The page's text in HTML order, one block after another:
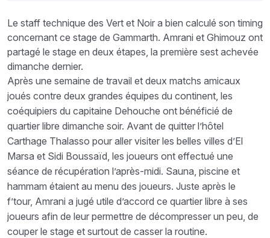
Le staff technique des Vert et Noir a bien calculé son timing
concernant ce stage de Gammarth. Amrani et Ghimouz ont
partagé le stage en deux étapes, la première sest achevée
dimanche dernier.
Après une semaine de travail et deux matchs amicaux
joués contre deux grandes équipes du continent, les
coéquipiers du capitaine Dehouche ont bénéficié de
quartier libre dimanche soir. Avant de quitter l’hôtel
Carthage Thalasso pour aller visiter les belles villes d’El
Marsa et Sidi Boussaïd, les joueurs ont effectué une
séance de récupération l’après-midi. Sauna, piscine et
hammam étaient au menu des joueurs. Juste après le
f’tour, Amrani a jugé utile d’accord ce quartier libre à ses
joueurs afin de leur permettre de décompresser un peu, de
couper le stage et surtout de casser la routine.